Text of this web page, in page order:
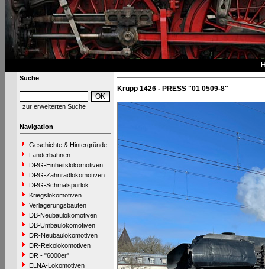
Suche
zur erweiterten Suche
Navigation
Geschichte & Hintergründe
Länderbahnen
DRG-Einheitslokomotiven
DRG-Zahnradlokomotiven
DRG-Schmalspurlok.
Kriegslokomotiven
Verlagerungsbauten
DB-Neubaulokomotiven
DB-Umbaulokomotiven
DR-Neubaulokomotiven
DR-Rekolokomotiven
DR - "6000er"
ELNA-Lokomotiven
Krupp 1426 - PRESS "01 0509-8"